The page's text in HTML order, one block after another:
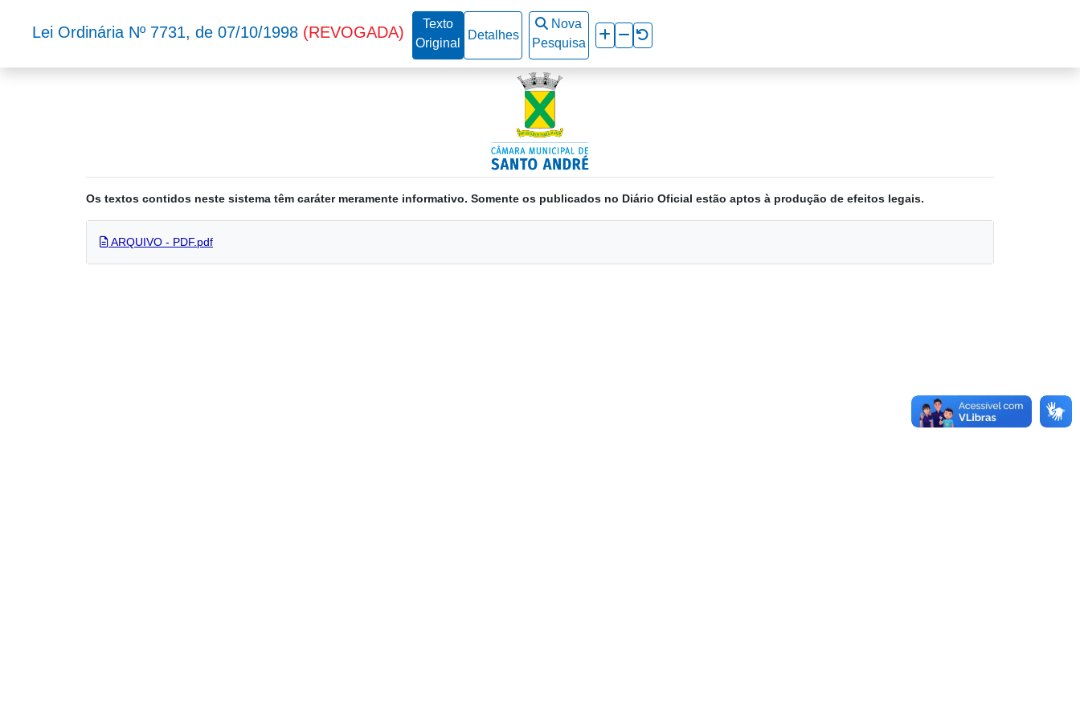
Os textos contidos neste sistema têm caráter meramente informativo. Somente os publicados no Diário Oficial estão aptos à produção de efeitos legais.
Lei Ordinária Nº 7731, de 07/10/1998 (REVOGADA)
Texto
Original
Detalhes
Nova
Pesquisa
ARQUIVO - PDF.pdf